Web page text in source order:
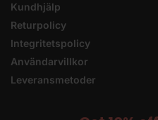
Kundhjälp
Returpolicy
Integritetspolicy
Användarvillkor
Leveransmetoder